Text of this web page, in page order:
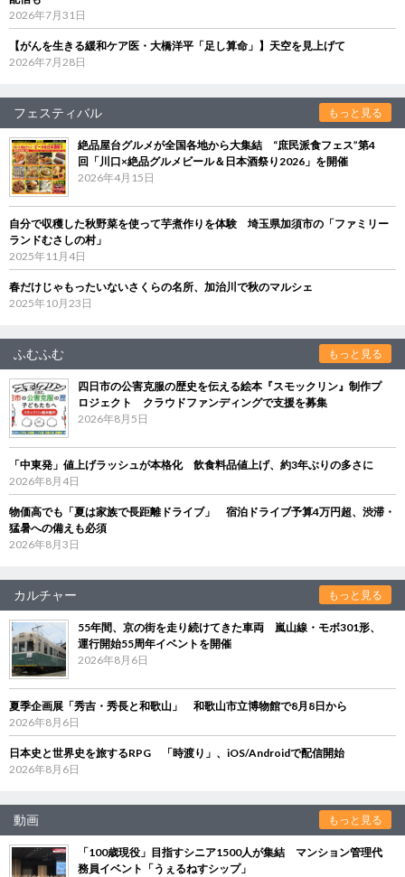
2026年7月31日
【がんを生きる緩和ケア医・大橋洋平「足し算命」】天空を見上げて
2026年7月28日
フェスティバル もっと見る
絶品屋台グルメが全国各地から大集結 “庶民派食フェス”第4
回「川口×絶品グルメビール＆日本酒祭り2026」を開催
2026年4月15日
自分で収穫した秋野菜を使って芋煮作りを体験 埼玉県加須市の「ファミリー
ランドむさしの村」
2025年11月4日
春だけじゃもったいないさくらの名所、加治川で秋のマルシェ
2025年10月23日
ふむふむ もっと見る
四日市の公害克服の歴史を伝える絵本『スモックリン』制作プ
ロジェクト クラウドファンディングで支援を募集
2026年8月5日
「中東発」値上げラッシュが本格化 飲食料品値上げ、約3年ぶりの多さに
2026年8月4日
物価高でも「夏は家族で長距離ドライブ」 宿泊ドライブ予算4万円超、渋滞・
猛暑への備えも必須
2026年8月3日
カルチャー もっと見る
55年間、京の街を走り続けてきた車両 嵐山線・モボ301形、
運行開始55周年イベントを開催
2026年8月6日
夏季企画展「秀吉・秀長と和歌山」 和歌山市立博物館で8月8日から
2026年8月6日
日本史と世界史を旅するRPG 「時渡り」、iOS/Androidで配信開始
2026年8月6日
動画 もっと見る
「100歳現役」目指すシニア1500人が集結 マンション管理代
務員イベント「うぇるねすシップ」